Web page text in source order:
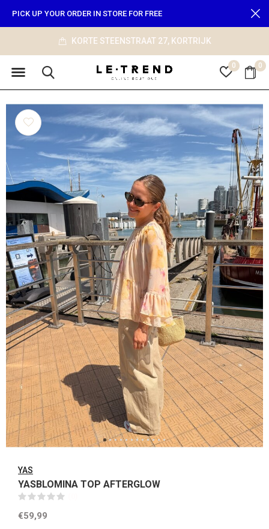
0 0
info@le-trend.com
PICK UP YOUR ORDER IN STORE FOR FREE
YAS
YASBLOMINA TOP AFTERGLOW
€59,99